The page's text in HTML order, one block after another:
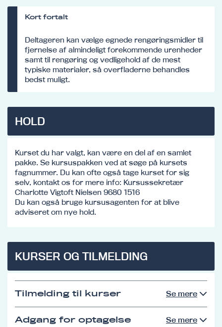
Kort fortalt
Deltageren kan vælge egnede rengøringsmidler til
fjernelse af almindeligt forekommende urenheder
samt til rengøring og vedligehold af de mest
typiske materialer, så overfladerne behandles
bedst muligt.
HOLD
Kurset du har valgt, kan være en del af en samlet
pakke. Se kursuspakken ved at søge på kursets
fagnummer. Du kan ofte også tage kurset for sig
selv, kontakt os for mere info: Kursussekretær
Charlotte Vigtoft Nielsen 9680 1516
Du kan også bruge kursusagenten for at blive
adviseret om nye hold.
KURSER OG TILMELDING
Tilmelding til kurser Se mere
Adgang for optagelse Se mere